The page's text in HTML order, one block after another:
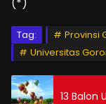
(*)
Tag: Provinsi
Universitas
13 Balon